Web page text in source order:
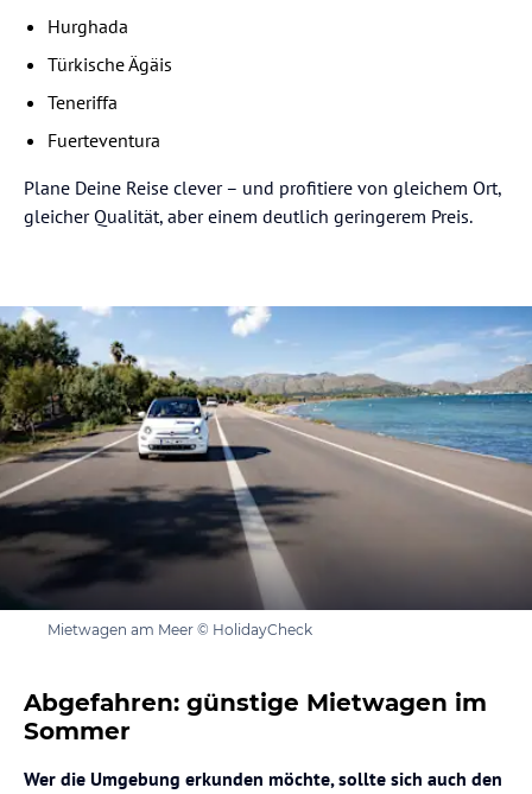
Hurghada
Türkische Ägäis
Teneriffa
Fuerteventura
Plane Deine Reise clever – und profitiere von gleichem Ort,
gleicher Qualität, aber einem deutlich geringerem Preis.
Mietwagen am Meer © HolidayCheck
Abgefahren: günstige Mietwagen im
Sommer
Wer die Umgebung erkunden möchte, sollte sich auch den